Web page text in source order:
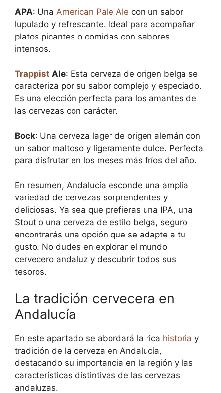
APA: Una American Pale Ale con un sabor
lupulado y refrescante. Ideal para acompañar
platos picantes o comidas con sabores
intensos.
Trappist Ale: Esta cerveza de origen belga se
caracteriza por su sabor complejo y especiado.
Es una elección perfecta para los amantes de
las cervezas con carácter.
Bock: Una cerveza lager de origen alemán con
un sabor maltoso y ligeramente dulce. Perfecta
para disfrutar en los meses más fríos del año.
En resumen, Andalucía esconde una amplia
variedad de cervezas sorprendentes y
deliciosas. Ya sea que prefieras una IPA, una
Stout o una cerveza de estilo belga, seguro
encontrarás una opción que se adapte a tu
gusto. No dudes en explorar el mundo
cervecero andaluz y descubrir todos sus
tesoros.
La tradición cervecera en
Andalucía
En este apartado se abordará la rica historia y
tradición de la cerveza en Andalucía,
destacando su importancia en la región y las
características distintivas de las cervezas
andaluzas.